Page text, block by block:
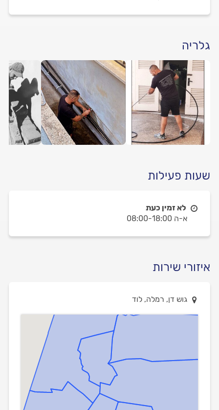
גלריה
שעות פעילות
לא זמין כעת
א-ה 08:00-18:00
איזורי שירות
גוש דן, רמלה, לוד